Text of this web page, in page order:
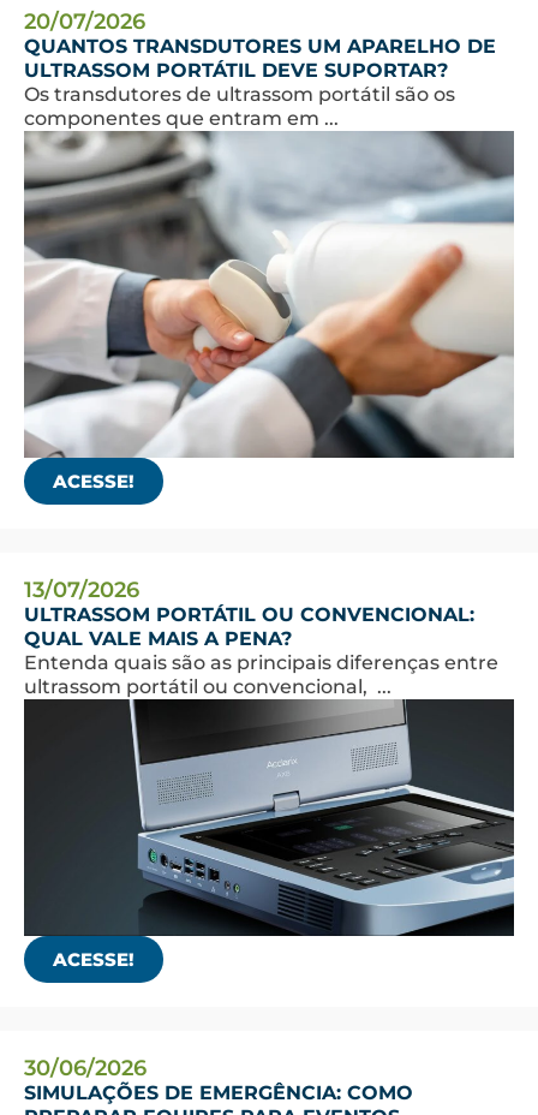
20/07/2026
QUANTOS TRANSDUTORES UM APARELHO DE
ULTRASSOM PORTÁTIL DEVE SUPORTAR?
Os transdutores de ultrassom portátil são os
componentes que entram em ...
ACESSE!
13/07/2026
ULTRASSOM PORTÁTIL OU CONVENCIONAL:
QUAL VALE MAIS A PENA?
Entenda quais são as principais diferenças entre
ultrassom portátil ou convencional, ...
ACESSE!
30/06/2026
SIMULAÇÕES DE EMERGÊNCIA: COMO